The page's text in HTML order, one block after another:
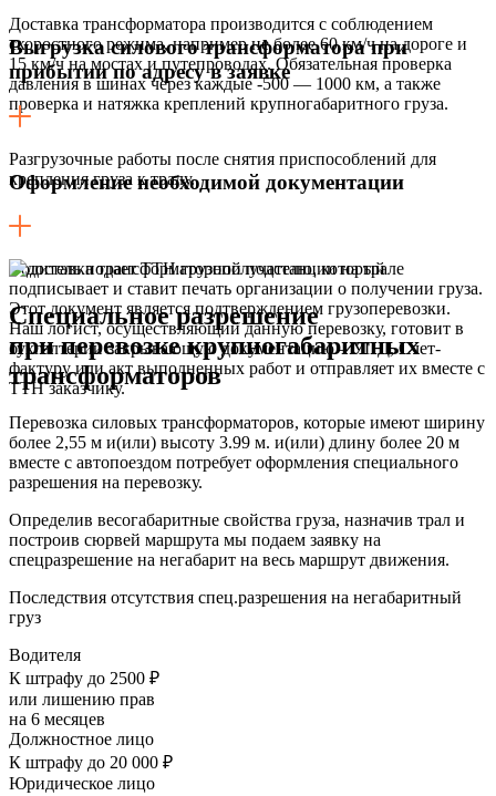
Доставка трансформатора производится с соблюдением
скоростного режима, например не более 60 км/ч на дороге и
15 км/ч на мостах и путепроводах. Обязательная проверка
давления в шинах через каждые -500 — 1000 км, а также
проверка и натяжка креплений крупногабаритного груза.
Выгрузка силового трансформатора при
прибытии по адресу в заявке
Разгрузочные работы после снятия приспособлений для
крепления груза к тралу.
Оформление необходимой документации
Водитель подает ТТН грузополучателю, который
подписывает и ставит печать организации о получении груза.
Этот документ является подтверждением грузоперевозки.
Наш логист, осуществляющий данную перевозку, готовит в
бухгалтерии закрывающую документацию – УПД, Счет-
фактуру или акт выполненных работ и отправляет их вместе с
ТТН заказчику.
Специальное разрешение
при перевозке крупногабаритных
трансформаторов
Перевозка силовых трансформаторов, которые имеют ширину
более 2,55 м и(или) высоту 3.99 м. и(или) длину более 20 м
вместе с автопоездом потребует оформления специального
разрешения на перевозку.
Определив весогабаритные свойства груза, назначив трал и
построив сюрвей маршрута мы подаем заявку на
спецразрешение на негабарит на весь маршрут движения.
Последствия отсутствия спец.разрешения на негабаритный
груз
Водителя
К штрафу до 2500 ₽
или лишению прав
на 6 месяцев
Должностное лицо
К штрафу до 20 000 ₽
Юридическое лицо